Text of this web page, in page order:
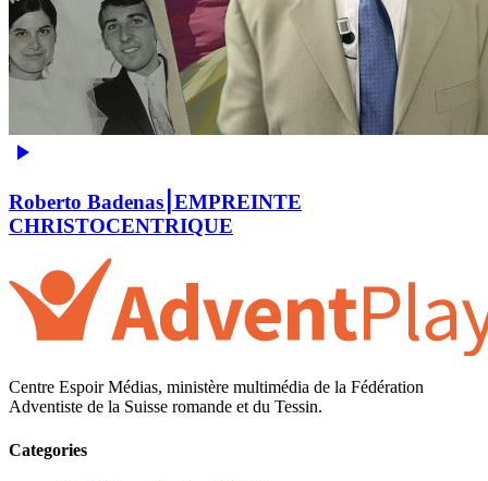
Roberto Badenas⎮EMPREINTE
CHRISTOCENTRIQUE
Centre Espoir Médias, ministère multimédia de la Fédération
Adventiste de la Suisse romande et du Tessin.
Categories